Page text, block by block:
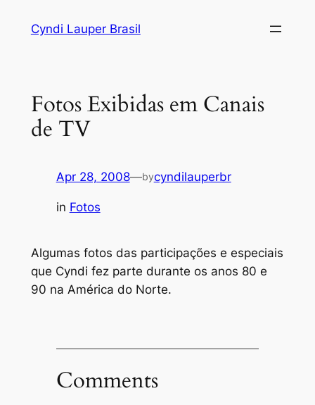
Cyndi Lauper Brasil
Fotos Exibidas em Canais
de TV
Apr 28, 2008—bycyndilauperbr
in Fotos
Algumas fotos das participações e especiais
que Cyndi fez parte durante os anos 80 e
90 na América do Norte.
Comments